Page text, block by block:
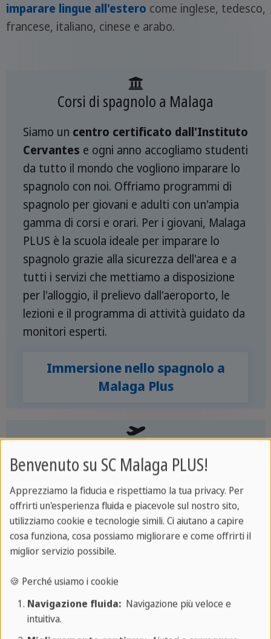
imparare lingue all'estero come inglese, tedesco,
francese, italiano, cinese e arabo.
Corsi di spagnolo a Malaga
Siamo un centro certificato dall'Instituto
Cervantes e ogni anno accogliamo studenti
da tutto il mondo che vogliono imparare lo
spagnolo con noi. Offriamo programmi di
spagnolo per giovani e adulti con un'ampia
gamma di corsi e orari. Per i giovani, Malaga
PLUS è la scuola ideale per imparare lo
spagnolo grazie alla sicurezza dell'area e a
tutti i servizi che mettiamo a disposizione
per l'alloggio, il prelievo dall'aeroporto, le
lezioni e il programma di attività guidato da
monitori esperti.
Immersione nello spagnolo a
Malaga Plus
studiare le lingue (inglese, tedesco, inglese,
italiano, cinese e arabo) vivendo
un'esperienza unica. Abbiamo più di 20
destinazioni disponibili in tutto il mondo,
quanto riguarda la scelta del corso e
dell'alloggio.
Benvenuto su SC Malaga PLUS!
Apprezziamo la fiducia e rispettiamo la tua privacy. Per
offrirti un'esperienza fluida e piacevole sul nostro sito,
utilizziamo cookie e tecnologie simili. Ci aiutano a capire
cosa funziona, cosa possiamo migliorare e come offrirti il
miglior servizio possibile.
🍪 Perché usiamo i cookie
Navigazione fluida:Navigazione più veloce e
intuitiva.